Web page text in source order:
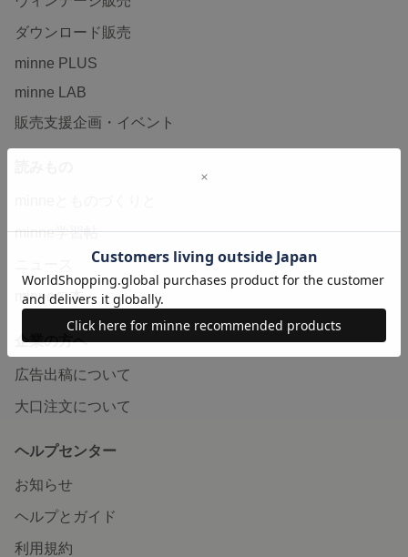
ダウンロード販売
minne PLUS
minne LAB
販売支援企画・イベント
minne学習帖
minneの本
企業の方へ
広告出稿について
大口注文について
ヘルプセンター
お知らせ
ヘルプとガイド
利用規約